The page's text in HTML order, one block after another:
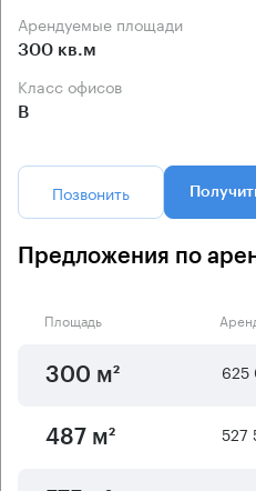
Арендуемые площади
300 кв.м
Класс офисов
B
Позвонить
Предложения по
Площадь
300 м²
487 м² 527